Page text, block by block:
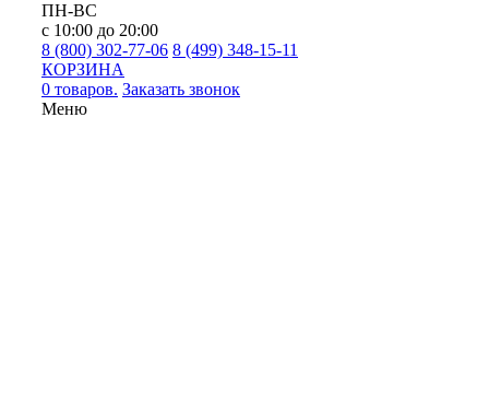
ПН-ВС
с 10:00 до 20:00
8 (800) 302-77-06 8 (499) 348-15-11
КОРЗИНА
0 товаров. Заказать звонок
Меню